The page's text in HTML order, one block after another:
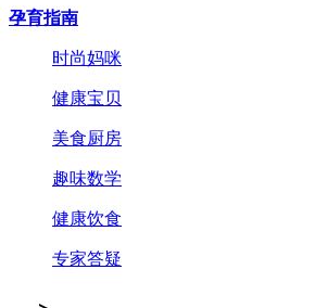
孕育指南
时尚妈咪
健康宝贝
美食厨房
趣味数学
健康饮食
专家答疑